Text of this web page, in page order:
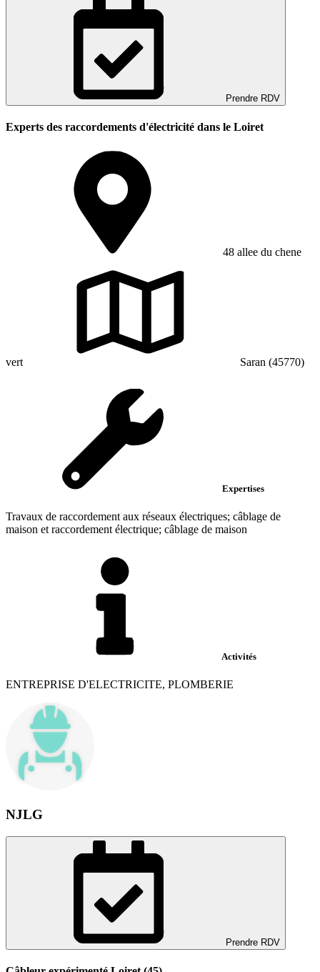
Prendre RDV
Experts des raccordements d'électricité dans le Loiret
48 allee du chene
vert Saran (45770)
Expertises
Travaux de raccordement aux réseaux électriques; câblage de
maison et raccordement électrique; câblage de maison
Activités
ENTREPRISE D'ELECTRICITE, PLOMBERIE
NJLG
Prendre RDV